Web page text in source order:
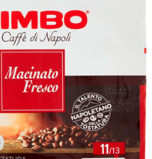
MACCHINE ESPRESSO
BEVANDE E SOLUBILI
PRODOTTI HO.RE.CA.
ACCESSORI
IDEA REGALO
RICAMBI